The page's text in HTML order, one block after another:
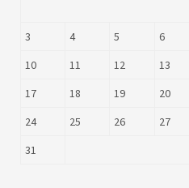
3
4 5 6
10
11 12 13
17
18 19 20
24
25 26 27
31